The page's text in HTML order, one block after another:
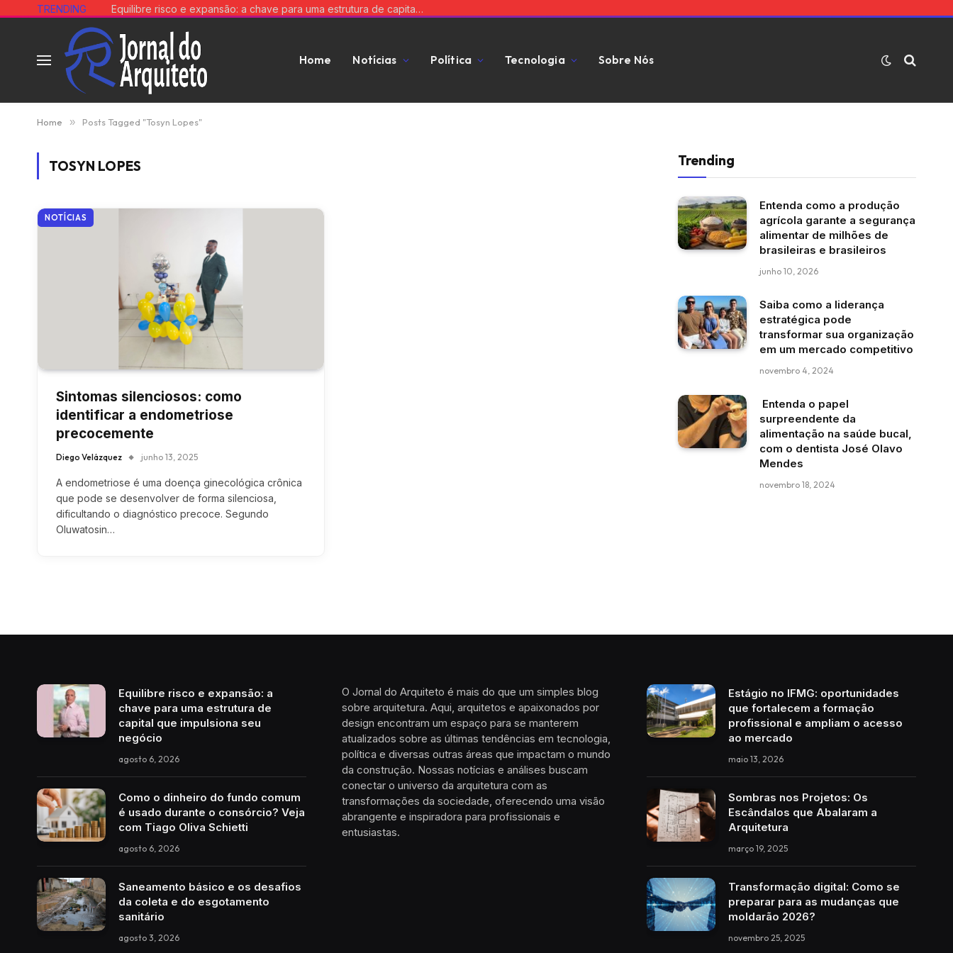
TRENDING Equilibre risco e expansão: a chave para uma estrutura de capital que impulsiona seu negócio
Home Notícias Política Tecnologia Sobre Nós
Home » Posts Tagged "Tosyn Lopes"
TOSYN LOPES
NOTÍCIAS
Sintomas silenciosos: como
identificar a endometriose
precocemente
Diego Velázquez junho 13, 2025
A endometriose é uma doença ginecológica crônica
que pode se desenvolver de forma silenciosa,
dificultando o diagnóstico precoce. Segundo
Oluwatosin…
Trending
Entenda como a produção
agrícola garante a segurança
alimentar de milhões de
brasileiras e brasileiros
junho 10, 2026
Saiba como a liderança
estratégica pode
transformar sua organização
em um mercado competitivo
novembro 4, 2024
Entenda o papel
surpreendente da
alimentação na saúde bucal,
com o dentista José Olavo
Mendes
novembro 18, 2024
Equilibre risco e expansão: a
chave para uma estrutura de
capital que impulsiona seu
negócio
agosto 6, 2026
Como o dinheiro do fundo comum
é usado durante o consórcio? Veja
com Tiago Oliva Schietti
agosto 6, 2026
Saneamento básico e os desafios
da coleta e do esgotamento
sanitário
agosto 3, 2026
O Jornal do Arquiteto é mais do que um simples blog
sobre arquitetura. Aqui, arquitetos e apaixonados por
design encontram um espaço para se manterem
atualizados sobre as últimas tendências em tecnologia,
política e diversas outras áreas que impactam o mundo
da construção. Nossas notícias e análises buscam
conectar o universo da arquitetura com as
transformações da sociedade, oferecendo uma visão
abrangente e inspiradora para profissionais e
entusiastas.
Estágio no IFMG: oportunidades
que fortalecem a formação
profissional e ampliam o acesso
ao mercado
maio 13, 2026
Sombras nos Projetos: Os
Escândalos que Abalaram a
Arquitetura
março 19, 2025
Transformação digital: Como se
preparar para as mudanças que
moldarão 2026?
novembro 25, 2025